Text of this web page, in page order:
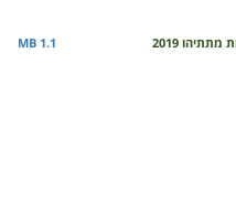
2019
1.1 MB